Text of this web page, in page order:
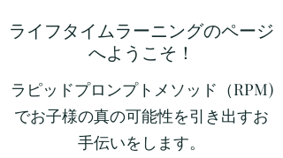
ライフタイムラーニングのページ
へようこそ！
ラピッドプロンプトメソッド（RPM)
でお子様の真の可能性を引き出すお
手伝いをします。